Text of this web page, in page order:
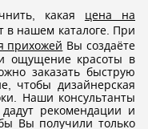
какая цена на
в нашем каталоге. При
прихожей Вы создаёте
ощущение красоты в
заказать быструю
чтобы дизайнерская
Наши консультанты
рекомендации и
Вы получили только